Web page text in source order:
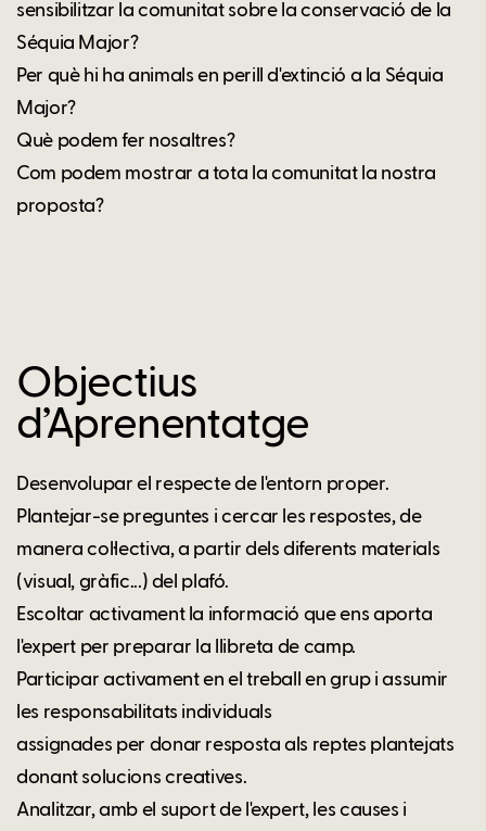
sensibilitzar la comunitat sobre la conservació de la
Séquia Major?
Per què hi ha animals en perill d'extinció a la Séquia
Major?
Què podem fer nosaltres?
Com podem mostrar a tota la comunitat la nostra
proposta?
Objectius
d’Aprenentatge
Desenvolupar el respecte de l'entorn proper.
Plantejar-se preguntes i cercar les respostes, de
manera col·lectiva, a partir dels diferents materials
(visual, gràfic...) del plafó.
Escoltar activament la informació que ens aporta
l'expert per preparar la llibreta de camp.
Participar activament en el treball en grup i assumir
les responsabilitats individuals
assignades per donar resposta als reptes plantejats
donant solucions creatives.
Analitzar, amb el suport de l'expert, les causes i